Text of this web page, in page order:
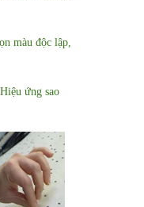
màu độc lập,
ứng sao